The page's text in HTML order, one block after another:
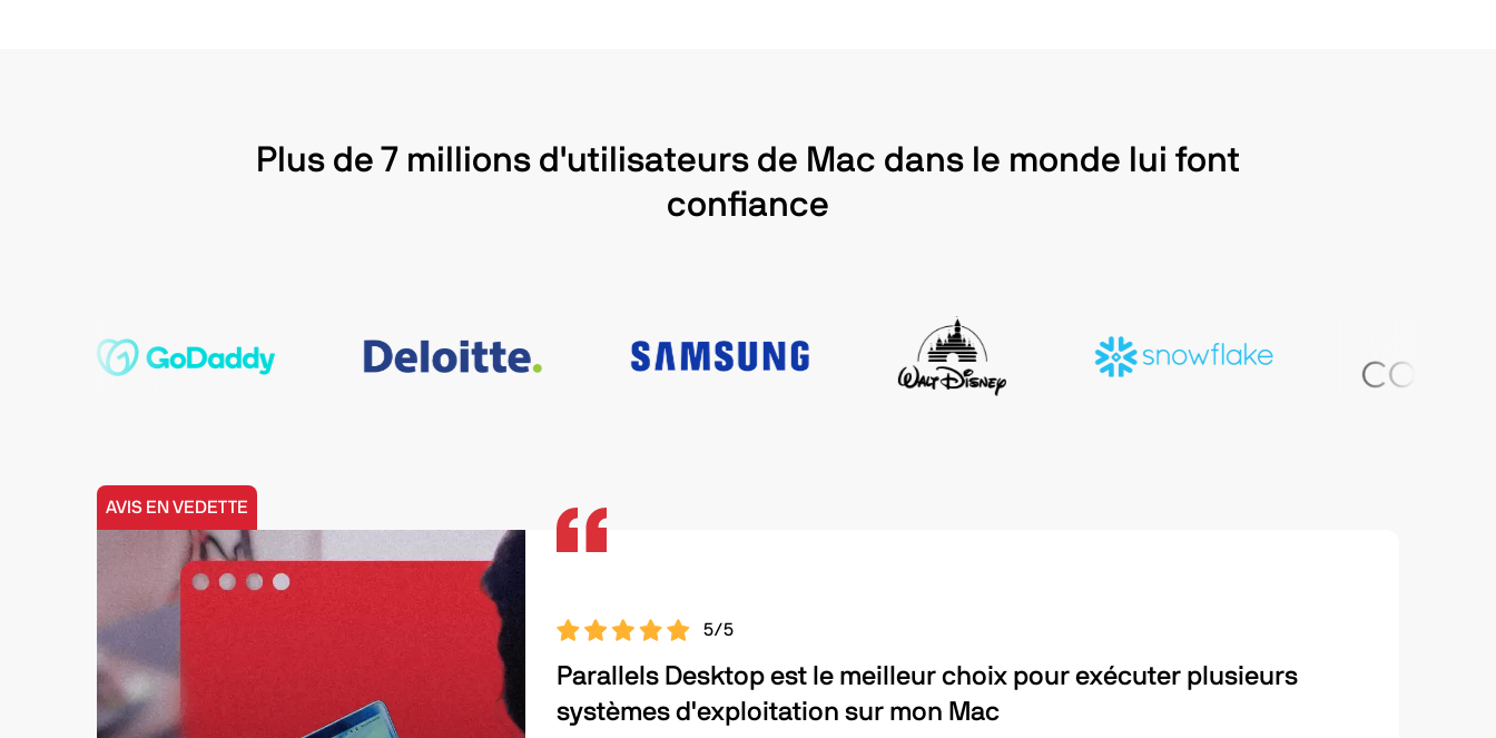
Plus de 7 millions d'utilisateurs de Mac dans le monde lui font
confiance
AVIS EN VEDETTE
5/5
Parallels Desktop est le meilleur choix pour exécuter plusieurs
systèmes d'exploitation sur mon Mac